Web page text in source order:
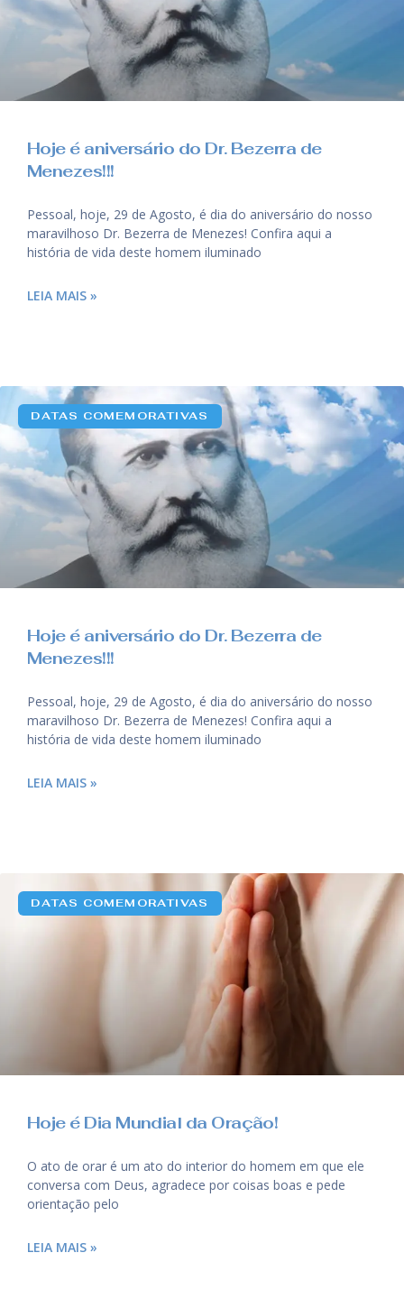
Hoje é aniversário do Dr. Bezerra de
Menezes!!!
Pessoal, hoje, 29 de Agosto, é dia do aniversário do nosso
maravilhoso Dr. Bezerra de Menezes! Confira aqui a
história de vida deste homem iluminado
LEIA MAIS »
DATAS COMEMORATIVAS
Hoje é aniversário do Dr. Bezerra de
Menezes!!!
Pessoal, hoje, 29 de Agosto, é dia do aniversário do nosso
maravilhoso Dr. Bezerra de Menezes! Confira aqui a
história de vida deste homem iluminado
LEIA MAIS »
DATAS COMEMORATIVAS
Hoje é Dia Mundial da Oração!
O ato de orar é um ato do interior do homem em que ele
conversa com Deus, agradece por coisas boas e pede
orientação pelo
LEIA MAIS »